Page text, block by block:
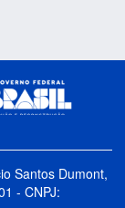
Santos Dumont,
- CNPJ: